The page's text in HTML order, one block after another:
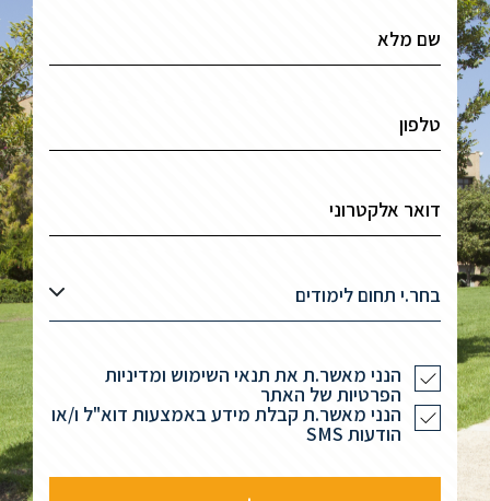
בחר.י תחום לימודים
הנני מאשר.ת את תנאי השימוש ומדיניות
הפרטיות של האתר
הנני מאשר.ת קבלת מידע באמצעות דוא"ל ו/או
הודעות SMS